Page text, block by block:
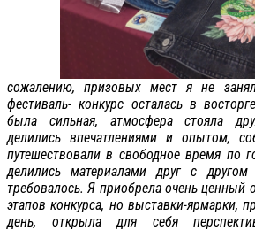
сожалению, призовых мест я не
фестиваль- конкурс осталась в
была сильная, атмосфера стояла
делились впечатлениями и опытом,
путешествовали в свободное время по
делились материалами друг с
требовалось. Я приобрела очень ценный
этапов конкурса, но выставки-ярмарки,
день, открыла для себя